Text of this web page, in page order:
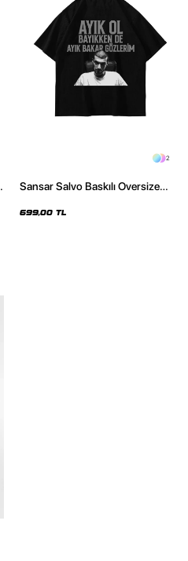
2
Sansar Salvo Baskılı Oversize
699,00 TL